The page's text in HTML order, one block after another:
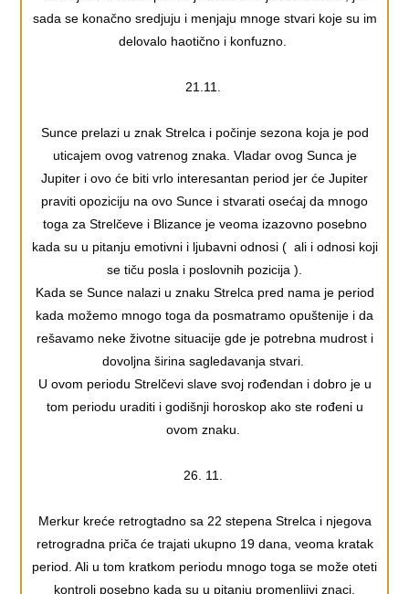
sada se konačno sredjuju i menjaju mnoge stvari koje su im
delovalo haotično i konfuzno.
21.11.
Sunce prelazi u znak Strelca i počinje sezona koja je pod
uticajem ovog vatrenog znaka. Vladar ovog Sunca je
Jupiter i ovo će biti vrlo interesantan period jer će Jupiter
praviti opoziciju na ovo Sunce i stvarati osećaj da mnogo
toga za Strelčeve i Blizance je veoma izazovno posebno
kada su u pitanju emotivni i ljubavni odnosi ( ali i odnosi koji
se tiču posla i poslovnih pozicija ).
Kada se Sunce nalazi u znaku Strelca pred nama je period
kada možemo mnogo toga da posmatramo opuštenije i da
rešavamo neke životne situacije gde je potrebna mudrost i
dovoljna širina sagledavanja stvari.
U ovom periodu Strelčevi slave svoj rođendan i dobro je u
tom periodu uraditi i godišnji horoskop ako ste rođeni u
ovom znaku.
26. 11.
Merkur kreće retrogtadno sa 22 stepena Strelca i njegova
retrogradna priča će trajati ukupno 19 dana, veoma kratak
period. Ali u tom kratkom periodu mnogo toga se može oteti
kontroli posebno kada su u pitanju promenljivi znaci,